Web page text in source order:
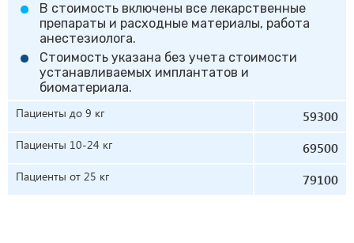
В стоимость включены все лекарственные
препараты и расходные материалы, работа
анестезиолога.
Стоимость указана без учета стоимости
устанавливаемых имплантатов и
биоматериала.
Пациенты до 9 кг
59300
Пациенты 10-24 кг 69500
Пациенты от 25 кг 79100